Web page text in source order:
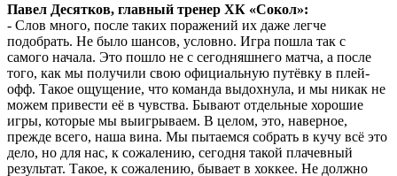
Павел Десятков, главный тренер ХК «Сокол»:
- Слов много, после таких поражений их даже легче
подобрать. Не было шансов, условно. Игра пошла так с
самого начала. Это пошло не с сегодняшнего матча, а после
того, как мы получили свою официальную путёвку в плей-
офф. Такое ощущение, что команда выдохнула, и мы никак не
можем привести её в чувства. Бывают отдельные хорошие
игры, которые мы выигрываем. В целом, это, наверное,
прежде всего, наша вина. Мы пытаемся собрать в кучу всё это
дело, но для нас, к сожалению, сегодня такой плачевный
результат. Такое, к сожалению, бывает в хоккее. Не должно